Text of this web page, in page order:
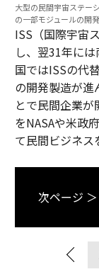
大型の民間宇宙ステー
の一部モジュールの開
ISS（国際宇宙
し、翌31年に
国ではISSの代
の開発製造が進
とで民間企業
をNASAや米政
て民間ビジネス
次ページ ＞